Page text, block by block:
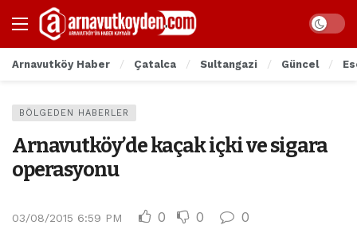
Arnavutköy Haber Çatalca Sultangazi Güncel
BÖLGEDEN HABERLER
Arnavutköy’de kaçak içki ve sigara
operasyonu
03/08/2015 6:59 PM 0 0 0